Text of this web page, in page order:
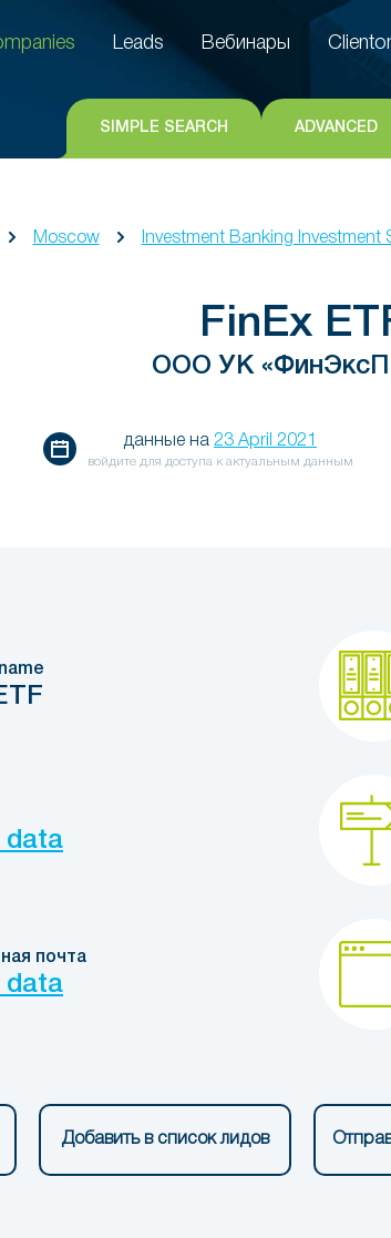
Leads Вебинары
SIMPLE SEARCH ADVANCED
Moscow Investment Banking Investment
FinEx
ООО УК
данные на 23 April 2021
войдите для доступа к актуальным данным
data
почта
data
Добавить в список лидов